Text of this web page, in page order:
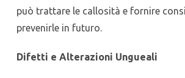
può trattare le callosità e fornire
prevenirle in futuro.
Difetti e Alterazioni Ungueali